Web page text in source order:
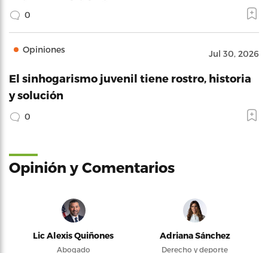
0
Opiniones Jul 30, 2026
El sinhogarismo juvenil tiene rostro, historia
y solución
0
Opinión y Comentarios
Lic Alexis Quiñones
Abogado
Adriana Sánchez
Derecho y deporte